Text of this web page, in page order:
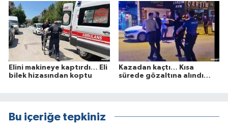
Elini makineye kaptırdı… Eli
bilek hizasından koptu
Kazadan kaçtı… Kısa
sürede gözaltına alındı…
Bu içeriğe tepkiniz